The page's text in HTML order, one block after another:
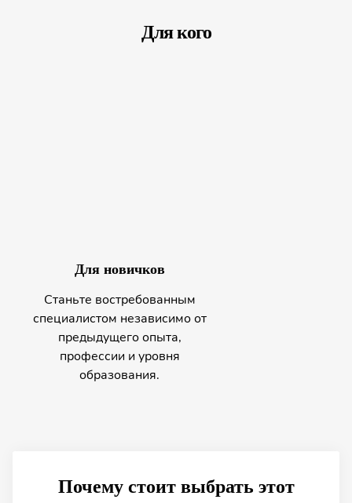
Для кого
Для новичков
Станьте востребованным
специалистом независимо от
предыдущего опыта,
профессии и уровня
образования.
Почему стоит выбрать этот